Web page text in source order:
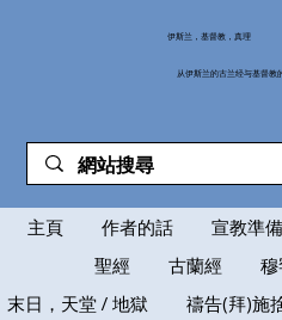
伊斯兰，基督教，真理
从伊斯兰的古兰经与基督教
主頁 作者的話 宣教準備
聖經
古蘭經
末日，天堂 / 地獄
禱告(拜)施